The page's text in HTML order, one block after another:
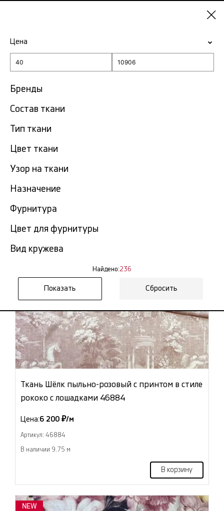
-15% на ткани по промокоду NY15
Розовая ткань в
Красноярске
Фильтр
Показать все
Цена
Бренды
Состав ткани
Тип ткани
Цвет ткани
Узор на ткани
Назначение
Фурнитура
Цвет для фурнитуры
Вид кружева
Найдено:236
Сбросить
NEW
Ткань Шёлк пыльно-розовый с принтом в стиле
рококо с лошадками 46884
Цена:6 200 ₽/м
Артикул: 46884
В наличии 9.75 м
В корзину
NEW